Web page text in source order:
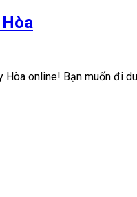
Hòa online! Bạn muốn đi